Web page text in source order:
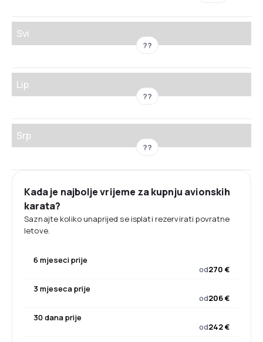
Svi
??
Lip
??
Srp
??
Kada je najbolje vrijeme za kupnju avionskih
karata?
Saznajte koliko unaprijed se isplati rezervirati povratne
letove.
6 mjeseci prije
od270 €
3 mjeseca prije
od206 €
30 dana prije
od242 €